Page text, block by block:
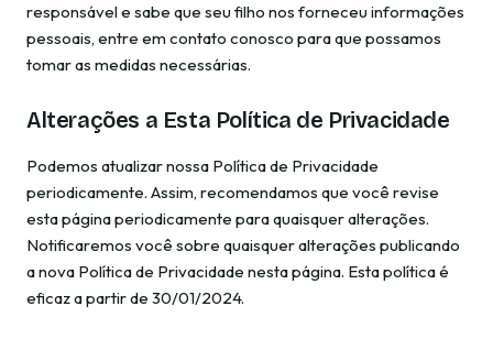
responsável e sabe que seu filho nos forneceu informações
pessoais, entre em contato conosco para que possamos
tomar as medidas necessárias.
Alterações a Esta Política de Privacidade
Podemos atualizar nossa Política de Privacidade
periodicamente. Assim, recomendamos que você revise
esta página periodicamente para quaisquer alterações.
Notificaremos você sobre quaisquer alterações publicando
a nova Política de Privacidade nesta página. Esta política é
eficaz a partir de 30/01/2024.